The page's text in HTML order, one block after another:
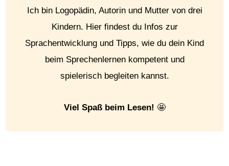
Ich bin Logopädin, Autorin und Mutter von drei
Kindern. Hier findest du Infos zur
Sprachentwicklung und Tipps, wie du dein Kind
beim Sprechenlernen kompetent und
spielerisch begleiten kannst.
Viel Spaß beim Lesen! 🤩